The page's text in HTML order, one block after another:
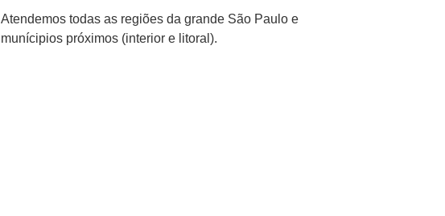
Atendemos todas as regiões da grande São Paulo e
munícipios próximos (interior e litoral).